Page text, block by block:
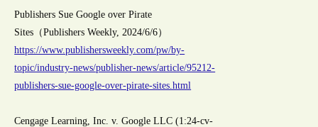
Publishers Sue Google over Pirate
Sites（Publishers Weekly, 2024/6/6）
https://www.publishersweekly.com/pw/by-
topic/industry-news/publisher-news/article/95212-
publishers-sue-google-over-pirate-sites.html
Cengage Learning, Inc. v. Google LLC (1:24-cv-